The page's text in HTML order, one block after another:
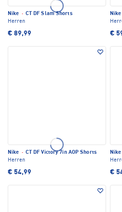
Nike · CT DF Slam Shorts
Herren
€ 89,99
Nike
€
Nike · CT DF Victory 7in AOP Shorts
Herren
€ 54,99
Nike
€